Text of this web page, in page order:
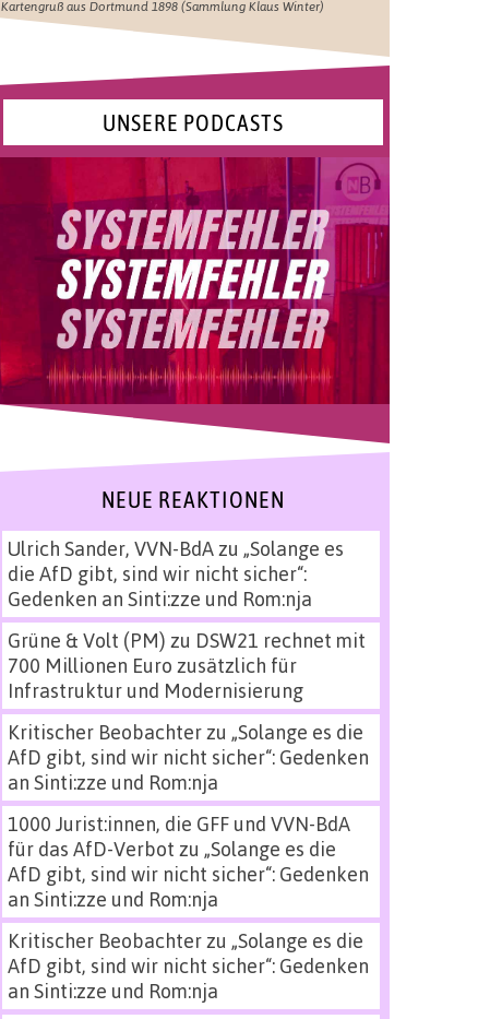
Kartengruß aus Dortmund 1898 (Sammlung Klaus Winter)
UNSERE PODCASTS
NEUE REAKTIONEN
Ulrich Sander, VVN-BdAzu „Solange es
die AfD gibt, sind wir nicht sicher“:
Gedenken an Sinti:zze und Rom:nja
Grüne & Volt (PM) zu DSW21 rechnet mit
700 Millionen Euro zusätzlich für
Infrastruktur und Modernisierung
Kritischer Beobachterzu „Solange es die
AfD gibt, sind wir nicht sicher“: Gedenken
an Sinti:zze und Rom:nja
1000 Jurist:innen, die GFF und VVN-BdA
für das AfD-Verbot zu „Solange es die
AfD gibt, sind wir nicht sicher“: Gedenken
an Sinti:zze und Rom:nja
Kritischer Beobachterzu „Solange es die
AfD gibt, sind wir nicht sicher“: Gedenken
an Sinti:zze und Rom:nja